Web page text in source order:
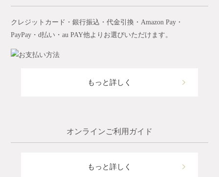
クレジットカード・銀行振込・代金引換・Amazon Pay・
PayPay・d払い・au PAY他よりお選びいただけます。
もっと詳しく
オンラインご利用ガイド
もっと詳しく